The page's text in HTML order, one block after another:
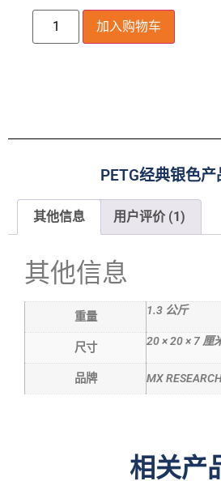
加入购物车
PETG经典银色
其他信息 用户评价 (1)
其他信息
重量 1.3 公斤
尺寸 20 × 20 × 7 厘
品牌 MX
相关产